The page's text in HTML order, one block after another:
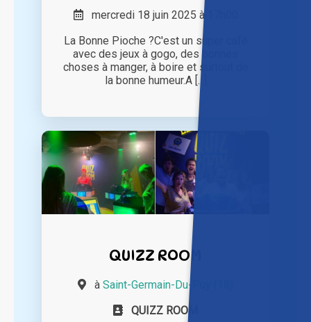
mercredi 18 juin 2025 à 17h00
La Bonne Pioche ? ​​ C'est un super café
avec des jeux à gogo, des bonnes
choses à manger, à boire et surtout de
la bonne humeur. ​A [...]
QUIZZ ROOM
à Saint-Germain-Du-Puy (18)
QUIZZ ROOM